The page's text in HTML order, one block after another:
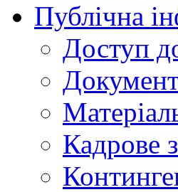
Публічна
Доступ
Кадрове